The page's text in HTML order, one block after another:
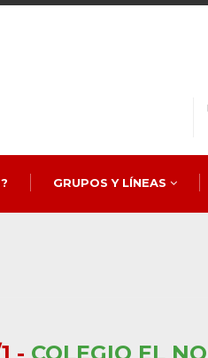
GRUPOS Y LÍNEAS